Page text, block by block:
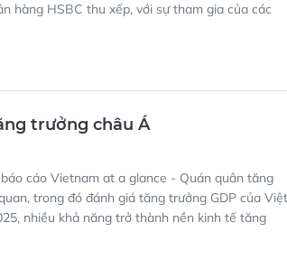
hàng HSBC thu xếp, với sự tham gia của các
trưởng châu Á
cáo Vietnam at a glance - Quán quân tăng
trong đó đánh giá tăng trưởng GDP của Việt
nhiều khả năng trở thành nền kinh tế tăng